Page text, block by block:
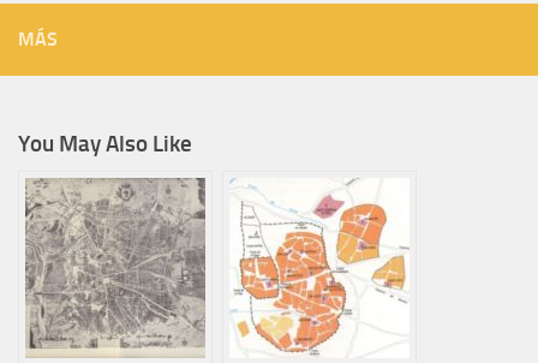
MÁS
You May Also Like